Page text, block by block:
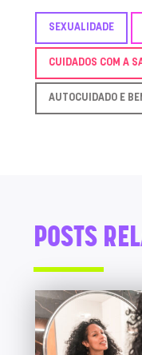
SEXUALIDADE
CUIDADOS COM A
AUTOCUIDADO E
POSTS